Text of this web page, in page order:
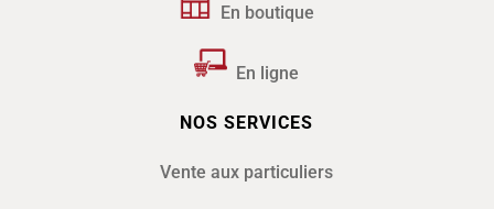
En boutique
En ligne
NOS SERVICES
Vente aux particuliers